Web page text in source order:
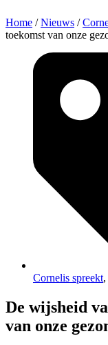
Home /Nieuws /
toekomst van onze
Cornelis spreekt,
De wijsheid
van onze